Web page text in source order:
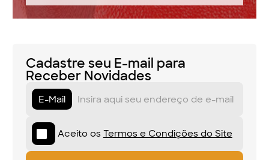
Cadastre seu E-mail para
Receber Novidades
E-Mail
Aceito os Termos e Condições do Site